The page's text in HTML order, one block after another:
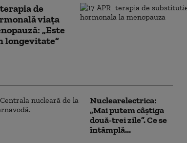
de
viața
„Este
longevitate”
Nuclearelectrica:
„Mai putem câștiga
două-trei zile”. Ce se
întâmplă...